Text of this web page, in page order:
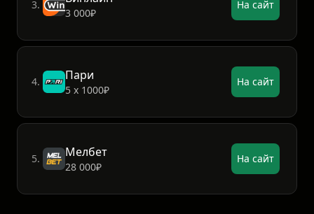
3.
3 000₽
На сайт
4. Пари
5 х 1000₽
На сайт
5. Мелбет
28 000₽
На сайт